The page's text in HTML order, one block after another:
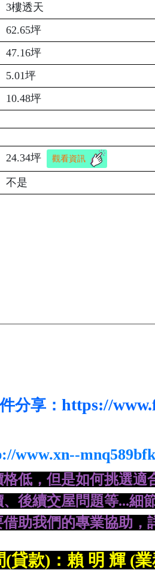
3樓透天
62.65坪
47.16坪
5.01坪
10.48坪
24.34坪 觀看資訊
不是
分享： https://
www.xn--
低，但是如何挑選適
後續交屋問題等...細
助我們的專業協助，
貸款)：賴 明 輝 (